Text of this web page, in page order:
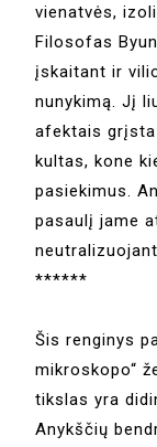
vienatvės,
Filosofas
įskaitant ir
nunykimą. Jį
afektais grįsta
kultas, kone
pasiekimus.
pasaulį jame
******
Šis renginys
mikroskopo“
tikslas yra
Anykščių